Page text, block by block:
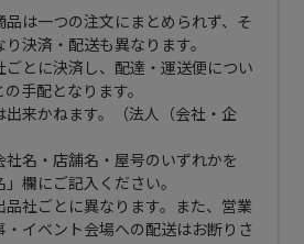
品は一つの注文にまとめられず、そ
決済・配送も異なります。
ごとに決済し、配達・運送便につい
手配となります。
来かねます。（法人（会社・企
社名・店舗名・屋号のいずれかを
」欄にご記入ください。
品社ごとに異なります。また、営業
・イベント会場への配送はお断りさ